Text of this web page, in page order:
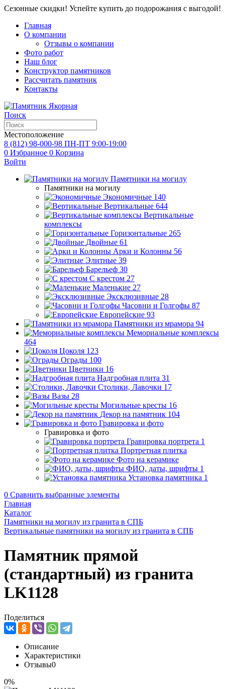
Сезонные скидки! Успейте купить до подорожания с выгодой!
Главная
О компании
Отзывы о компании
Фото работ
Наш блог
Конструктор памятников
Рассчитать памятник
Контакты
Поиск
Местоположение
8 (812) 98-000-98 ПН-ПТ 9:00-19:00
0 Избранное 0 Корзина
Войти
Памятники на могилу
Памятники на могилу
Экономичные 140
Вертикальные 644
Вертикальные
комплексы
Горизонтальные 265
Двойные 61
Арки и Колонны 56
Элитные 39
Барельеф 30
С крестом 27
Маленькие 27
Эксклюзивные 28
Часовни и Голгофы 87
Европейские 93
Памятники из мрамора 94
Мемориальные комплексы
464
Цоколя 123
Ограды 100
Цветники 16
Надгробная плита 31
Столики, Лавочки 17
Вазы 28
Могильные кресты 16
Декор на памятник 104
Гравировка и фото
Гравировка и фото
Гравировка портрета 1
Портретная плитка
Фото на керамике
ФИО, даты, шрифты 1
Установка памятника 1
0 Сравнить выбранные элементы
Главная
Каталог
Памятники на могилу из гранита в СПБ
Вертикальные памятники на могилу из гранита в СПБ
Памятник прямой
(стандартный) из гранита
LK1128
Поделиться
Описание
Характеристики
Отзывы0
0%